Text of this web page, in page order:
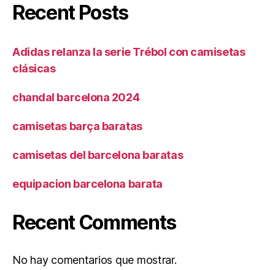
Recent Posts
Adidas relanza la serie Trébol con camisetas
clásicas
chandal barcelona 2024
camisetas barça baratas
camisetas del barcelona baratas
equipacion barcelona barata
Recent Comments
No hay comentarios que mostrar.